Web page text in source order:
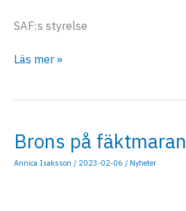
SAF:s styrelse
Bengt
Läs mer »
Brons på fäktmaran
Annica Isaksson / 2023-02-06 / Nyheter